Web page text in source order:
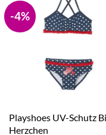
-4%
Playshoes UV-Schutz
Herzchen